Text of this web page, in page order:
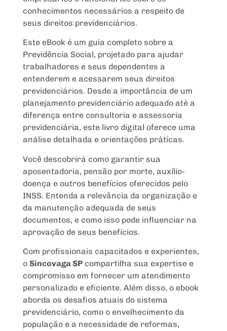
conhecimentos necessários a respeito de
seus direitos previdenciários.
Este eBook é um guia completo sobre a
Previdência Social, projetado para ajudar
trabalhadores e seus dependentes a
entenderem e acessarem seus direitos
previdenciários. Desde a importância de um
planejamento previdenciário adequado até a
diferença entre consultoria e assessoria
previdenciária, este livro digital oferece uma
análise detalhada e orientações práticas.
Você descobrirá como garantir sua
aposentadoria, pensão por morte, auxílio-
doença e outros benefícios oferecidos pelo
INSS. Entenda a relevância da organização e
da manutenção adequada de seus
documentos, e como isso pode influenciar na
aprovação de seus benefícios.
Com profissionais capacitados e experientes,
o Sincovaga SP compartilha sua expertise e
compromisso em fornecer um atendimento
personalizado e eficiente. Além disso, o ebook
aborda os desafios atuais do sistema
previdenciário, como o envelhecimento da
população e a necessidade de reformas,